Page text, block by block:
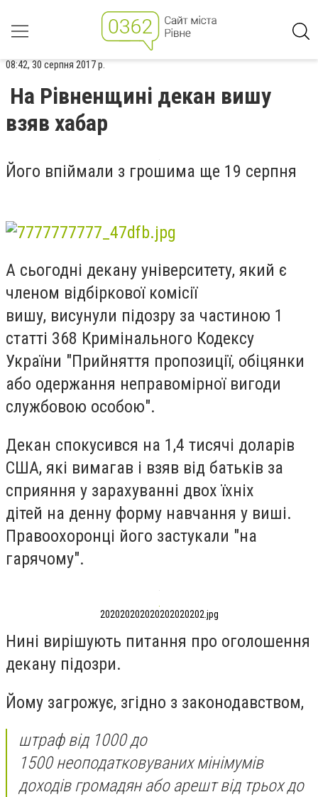
08:42, 30 серпня 2017 р.
На Рівненщині декан вишу
взяв хабар
Його впіймали з грошима ще 19 серпня
А сьогодні декану університету, який є
членом відбіркової комісії
вишу, висунули підозру за частиною 1
статті 368 Кримінального Кодексу
України "Прийняття пропозиції, обіцянки
або одержання неправомірної вигоди
службовою особою".
Декан спокусився на 1,4 тисячі доларів
США, які вимагав і взяв від батьків за
сприяння у зарахуванні двох їхніх
дітей на денну форму навчання у виші.
Правоохоронці його застукали "на
гарячому".
202020202020202020202.jpg
Нині вирішують питання про оголошення
декану підозри.
Йому загрожує, згідно з законодавством,
штраф від 1000 до
1500 неоподатковуваних мінімумів
доходів громадян або арешт від трьох до